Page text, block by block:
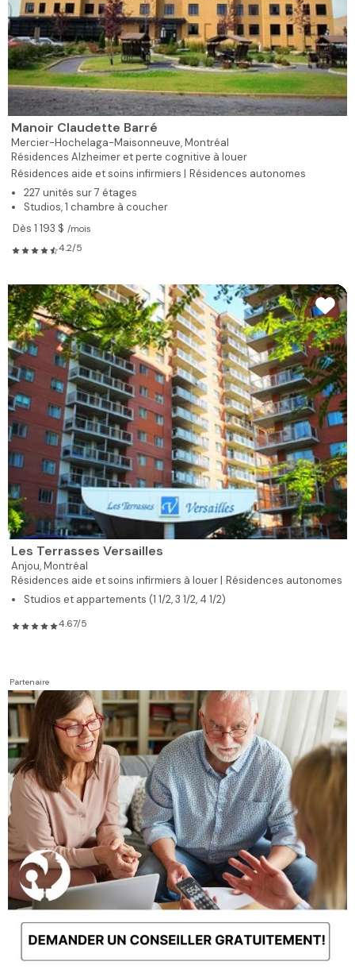
Manoir Claudette Barré
Mercier-Hochelaga-Maisonneuve,Montréal
Résidences Alzheimer et perte cognitive à louer
Résidences aide et soins infirmiers | Résidences autonomes
227 unités sur 7 étages
Studios, 1 chambre à coucher
Dès 1 193 $ /mois
4.2/5
Les Terrasses Versailles
Anjou,Montréal
Résidences aide et soins infirmiers à louer | Résidences autonomes
Studios et appartements (1 1/2, 3 1/2, 4 1/2)
4.67/5
Partenaire